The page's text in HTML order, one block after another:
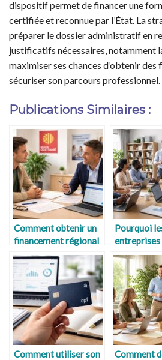
dispositif permet de financer une
certifiée et reconnue par l’État. La
préparer le dossier administratif en
justificatifs nécessaires, notamment
maximiser ses chances d’obtenir des
sécuriser son parcours professionnel.
Publications Similaires :
Comment obtenir un
financement régional
pour se former ?
Pourquoi
entreprises
montée en
Comment utiliser son
Comment